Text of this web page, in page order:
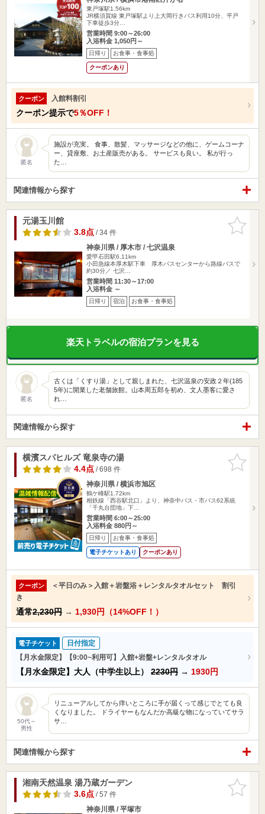
東戸塚駅1.56km
JR横須賀線 東戸塚駅より上大岡行きバス利用10分、平戸
下車徒歩3分…
営業時間 9:00～26:00
入浴料金 1,050円～
日帰り お食事・食事処
クーポンあり
クーポン 入館料割引
クーポン提示で5％OFF！
匿名
施設が充実。 食事、散髪、マッサージなどの他に、ゲームコーナ
ー、貸座敷、お土産販売がある。 サービスも良い。 私が行っ
た…
関連情報から探す
お気に入
りに追加
元湯玉川館
3.8点/ 34 件
神奈川県 / 厚木市 / 七沢温泉
愛甲石田駅6.11km
小田急線本厚木駅下車 厚木バスセンターから路線バスで
約30分／ 七沢…
営業時間 11:30～17:00
入浴料金 ～
日帰り 宿泊 お食事・食事処
楽天トラベルの宿泊プランを見る
匿名
古くは「くすり湯」として親しまれた、七沢温泉の安政２年(185
5年)に開業した老舗旅館。山本周五郎を初め、文人墨客に愛さ
れ…
関連情報から探す
お気に入
りに追加
横濱スパヒルズ 竜泉寺の湯
4.4点/ 698 件
神奈川県 / 横浜市旭区
鶴ケ峰駅1.72km
相鉄線「西谷駅北口」より、神奈中バス・市バス62系統
「千丸台団地」下…
営業時間 6:00～25:00
入浴料金 880円～
日帰り お食事・食事処
電子チケットあり クーポンあり
クーポン
＜平日のみ＞入館＋岩盤浴＋レンタルタオルセット 割引
き
通常2,230円 → 1,930円（14%OFF！）
電子チケット
日付指定
【月水金限定】【9:00~利用可】入館+岩盤+レンタルタオル
【月水金限定】大人（中学生以上） 2230円 → 1930円
50代～
男性
リニューアルしてから痒いところに手が届くって感じでとても良
くなりました。 ドライヤーもなんだか高級な物になっていてサラ
サ…
関連情報から探す
お気に入
りに追加
湘南天然温泉 湯乃蔵ガーデン
3.6点/ 57 件
神奈川県 / 平塚市